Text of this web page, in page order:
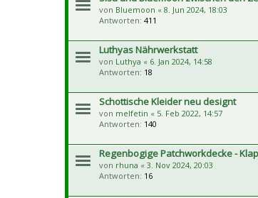
von Bluemoon « 8. Jun 2024, 18:03
Antworten: 411
Luthyas Nährwerkstatt
von Luthya « 6. Jan 2024, 14:58
Antworten: 18
Schottische Kleider neu designt
von melfetin « 5. Feb 2022, 14:57
Antworten: 140
Regenbogige Patchworkdecke -
von rhuna « 3. Nov 2024, 20:03
Antworten: 16